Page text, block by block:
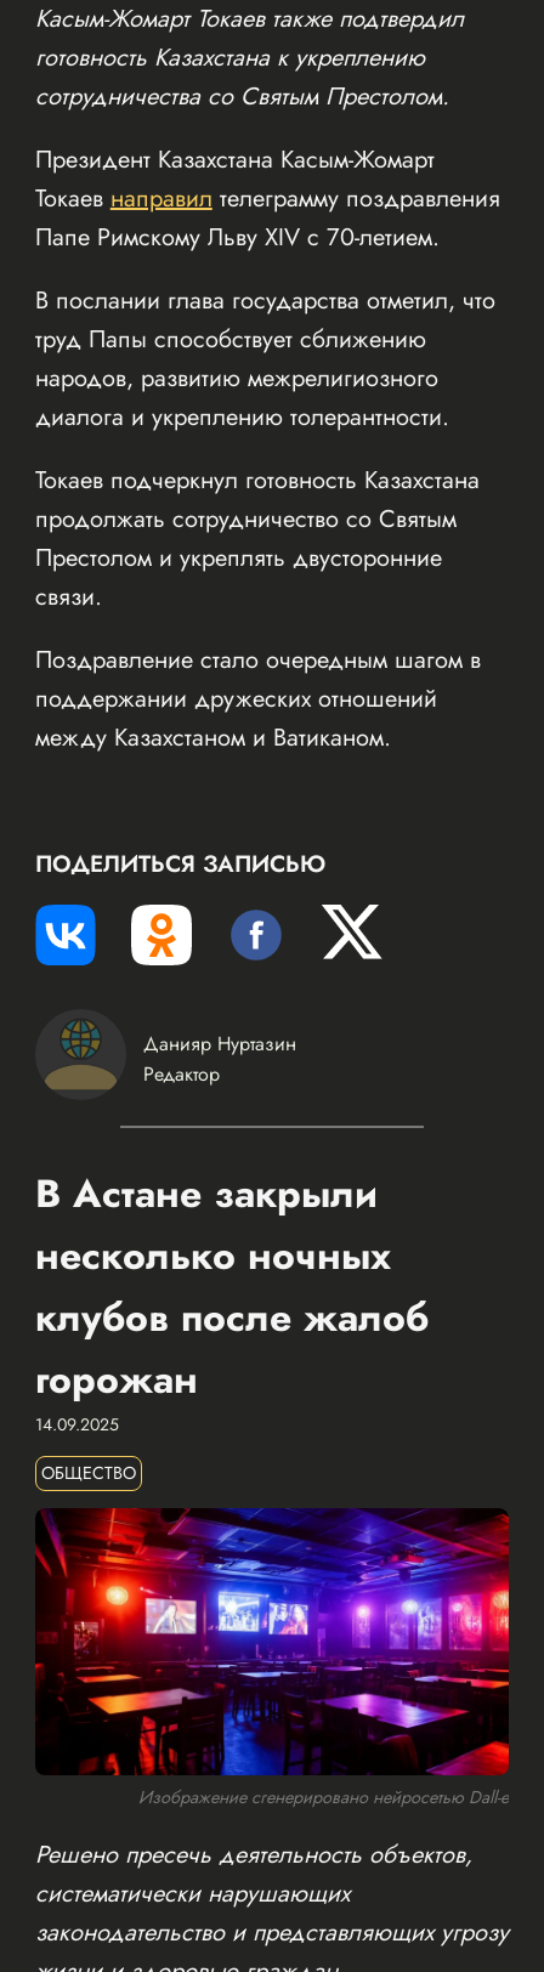
Касым-Жомарт Токаев также подтвердил
готовность Казахстана к укреплению
сотрудничества со Святым Престолом.
Президент Казахстана Касым-Жомарт
Токаевнаправилтелеграмму поздравления
Папе Римскому Льву XIV с 70-летием.
В послании глава государства отметил, что
труд Папы способствует сближению
народов, развитию межрелигиозного
диалога и укреплению толерантности.
Токаев подчеркнул готовность Казахстана
продолжать сотрудничество со Святым
Престолом и укреплять двусторонние
связи.
Поздравление стало очередным шагом в
поддержании дружеских отношений
между Казахстаном и Ватиканом.
ПОДЕЛИТЬСЯ ЗАПИСЬЮ
Данияр Нуртазин
Редактор
В Астане закрыли
несколько ночных
клубов после жалоб
горожан
14.09.2025
ОБЩЕСТВО
Изображение сгенерировано нейросетью Dall-e
Решено пресечь деятельность объектов,
систематически нарушающих
законодательство и представляющих угрозу